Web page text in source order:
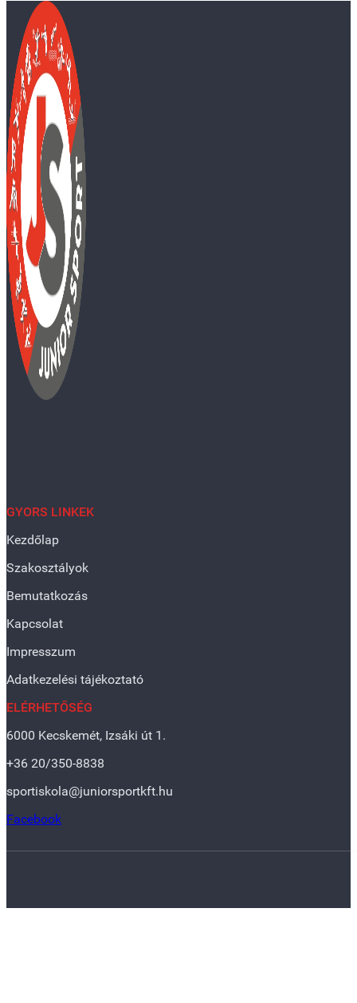
GYORS LINKEK
Kezdőlap
Szakosztályok
Bemutatkozás
Kapcsolat
Impresszum
Adatkezelési tájékoztató
ELÉRHETŐSÉG
6000 Kecskemét, Izsáki út 1.
+36 20/350-8838
sportiskola@juniorsportkft.hu
Facebook